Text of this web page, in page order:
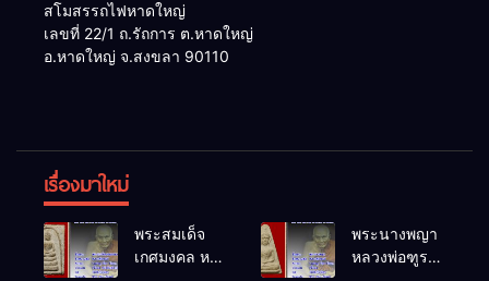
สโมสรรถไฟหาดใหญ่
เลขที่ 22/1 ถ.รัถการ ต.หาดใหญ่
อ.หาดใหญ่ จ.สงขลา 90110
เรื่องมาใหม่
พระสมเด็จ
เกศมงคล หล
พระนางพญา
หลวงพ่อฑูรย์